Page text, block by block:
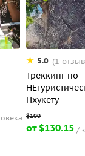
5.0 (1
Треккинг по
Пхукету
от $130.15